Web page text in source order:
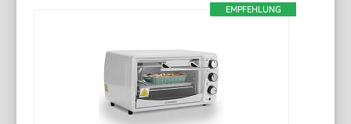
EMPFEHLUNG